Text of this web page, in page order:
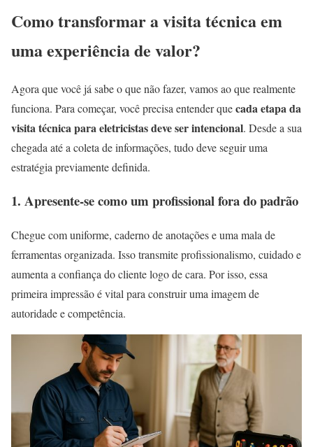
Como transformar a visita técnica em
uma experiência de valor?
Agora que você já sabe o que não fazer, vamos ao que realmente
funciona. Para começar, você precisa entender quecada etapa da
visita técnica para eletricistas deve ser intencional. Desde a sua
chegada até a coleta de informações, tudo deve seguir uma
estratégia previamente definida.
1. Apresente-se como um profissional fora do padrão
Chegue com uniforme, caderno de anotações e uma mala de
ferramentas organizada. Isso transmite profissionalismo, cuidado e
aumenta a confiança do cliente logo de cara. Por isso, essa
primeira impressão é vital para construir uma imagem de
autoridade e competência.